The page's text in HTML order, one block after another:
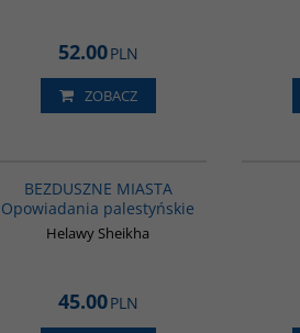
52.00PLN
ZOBACZ
BEZDUSZNE MIASTA
Opowiadania palestyńskie
Helawy Sheikha
45.00PLN